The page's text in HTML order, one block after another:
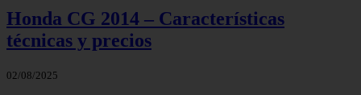
Honda CG 2014 – Características
técnicas y precios
02/08/2025